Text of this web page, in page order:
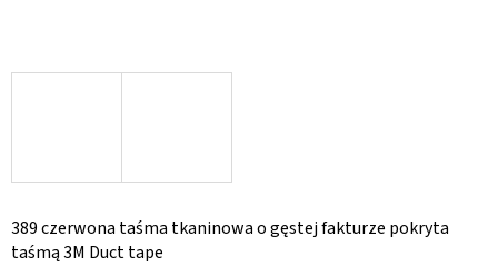
389 czerwona taśma tkaninowa o gęstej fakturze pokryta
taśmą 3M Duct tape